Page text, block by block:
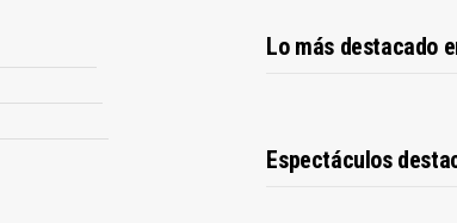
Lo más destacado
Espectáculos